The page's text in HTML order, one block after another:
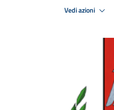
Vedi azioni